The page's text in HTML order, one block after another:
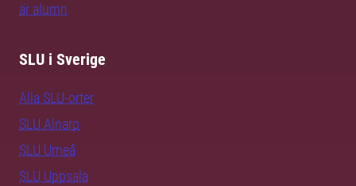
är alumn
SLU i Sverige
Alla SLU-orter
SLU Alnarp
SLU Umeå
SLU Uppsala